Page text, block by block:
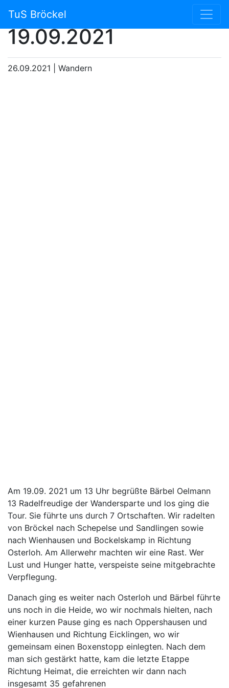
TuS Bröckel
Wanderung
19.09.2021
26.09.2021 Wandern
Am 19.09. 2021 um 13 Uhr begrüßte Bärbel Oelmann
13 Radelfreudige der Wandersparte und los ging die
Tour. Sie führte uns durch 7 Ortschaften. Wir radelten
von Bröckel nach Schepelse und Sandlingen sowie
nach Wienhausen und Bockelskamp in Richtung
Osterloh. Am Allerwehr machten wir eine Rast. Wer
Lust und Hunger hatte, verspeiste seine mitgebrachte
Verpflegung.
Danach ging es weiter nach Osterloh und Bärbel führte
uns noch in die Heide, wo wir nochmals hielten, nach
einer kurzen Pause ging es nach Oppershausen und
Wienhausen und Richtung Eicklingen, wo wir
gemeinsam einen Boxenstopp einlegten. Nach dem
man sich gestärkt hatte, kam die letzte Etappe
Richtung Heimat, die erreichten wir dann nach
insgesamt 35 gefahrenen